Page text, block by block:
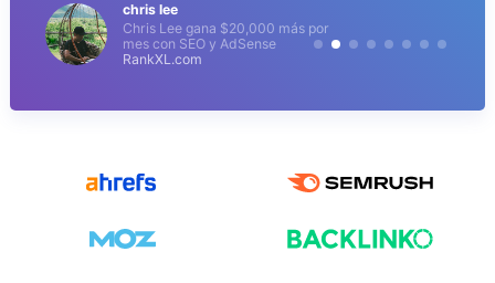
chris lee
Chris Lee gana $20,000 más por
mes con SEO y AdSense
RankXL.com